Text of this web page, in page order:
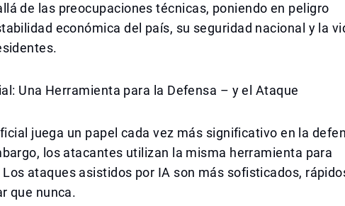
de las preocupaciones técnicas, poniendo en peligro
económica del país, su seguridad nacional y la
Una Herramienta para la Defensa – y el Ataque
juega un papel cada vez más significativo en la
los atacantes utilizan la misma herramienta para
ataques asistidos por IA son más sofisticados,
que nunca.